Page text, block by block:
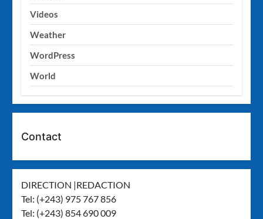
Videos
Weather
WordPress
World
Contact
DIRECTION |REDACTION
Tel: (+243) 975 767 856
Tel: (+243) 854 690 009